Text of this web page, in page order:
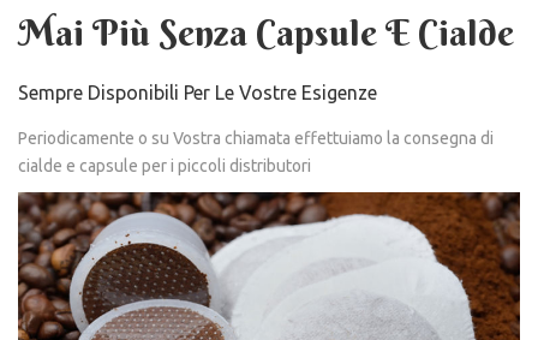
Mai Più Senza Capsule E Cialde
Sempre Disponibili Per Le Vostre Esigenze
Periodicamente o su Vostra chiamata effettuiamo la consegna di
cialde e capsule per i piccoli distributori